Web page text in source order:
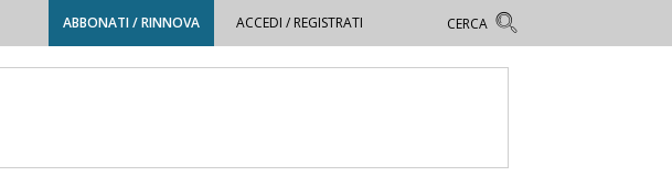
ABBONATI / RINNOVA ACCEDI / REGISTRATI